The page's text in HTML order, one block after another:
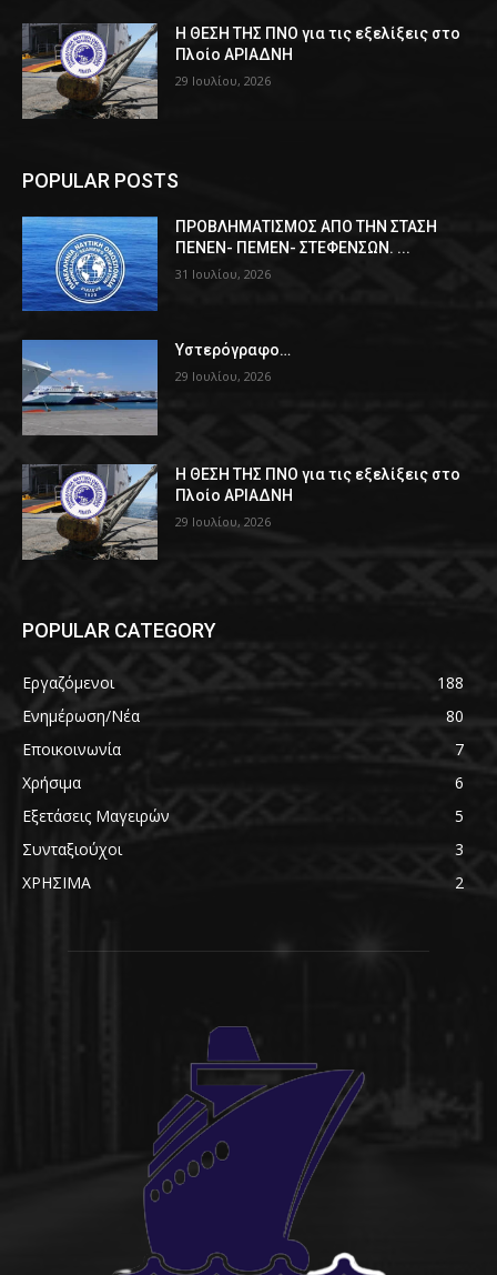
Η ΘΕΣΗ ΤΗΣ ΠΝΟ για τις εξελίξεις στο
Πλοίο ΑΡΙΑΔΝΗ
29 Ιουλίου, 2026
POPULAR POSTS
ΠPOΒΛΗΜΑΤΙΣΜΟΣ ΑΠΟ ΤΗΝ ΣΤΑΣΗ
ΠΕΝΕΝ- ΠΕΜΕΝ- ΣΤΕΦΕΝΣΩΝ. ...
31 Ιουλίου, 2026
Υστερόγραφο…
29 Ιουλίου, 2026
Η ΘΕΣΗ ΤΗΣ ΠΝΟ για τις εξελίξεις στο
Πλοίο ΑΡΙΑΔΝΗ
29 Ιουλίου, 2026
POPULAR CATEGORY
Εργαζόμενοι
188
Ενημέρωση/Νέα
80
Εποικοινωνία
7
Χρήσιμα
6
Εξετάσεις Μαγειρών
5
Συνταξιούχοι
3
ΧΡΗΣΙΜΑ
2